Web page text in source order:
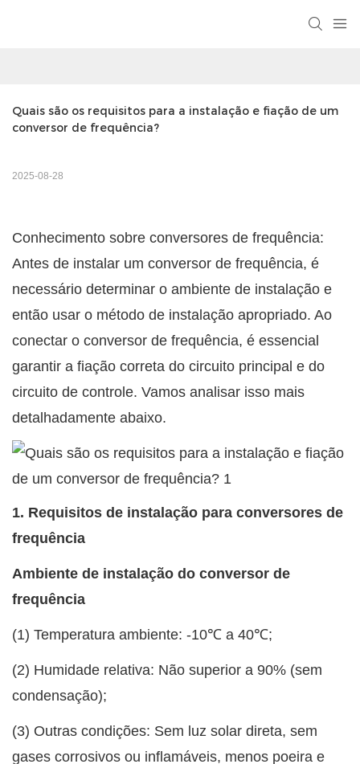
Quais são os requisitos para a instalação e fiação de um
conversor de frequência?
2025-08-28
Conhecimento sobre conversores de frequência:
Antes de instalar um conversor de frequência, é
necessário determinar o ambiente de instalação e
então usar o método de instalação apropriado. Ao
conectar o conversor de frequência, é essencial
garantir a fiação correta do circuito principal e do
circuito de controle. Vamos analisar isso mais
detalhadamente abaixo.
1. Requisitos de instalação para conversores de
frequência
Ambiente de instalação do conversor de
frequência
(1) Temperatura ambiente: -10℃ a 40℃;
(2) Humidade relativa: Não superior a 90% (sem
condensação);
(3) Outras condições: Sem luz solar direta, sem
gases corrosivos ou inflamáveis, menos poeira e